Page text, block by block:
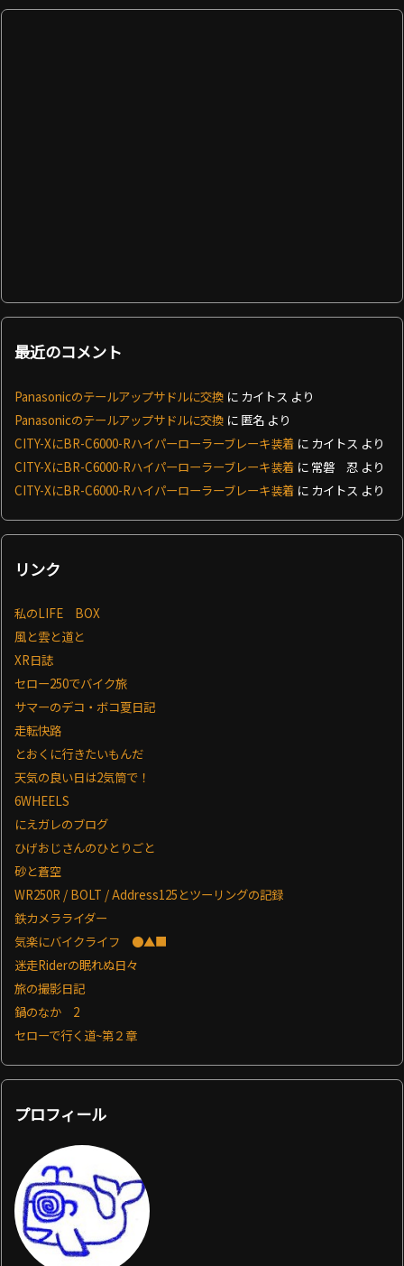
最近のコメント
Panasonicのテールアップサドルに交換 に カイトス より
Panasonicのテールアップサドルに交換 に 匿名 より
CITY-XにBR-C6000-Rハイパーローラーブレーキ装着 に カイトス より
CITY-XにBR-C6000-Rハイパーローラーブレーキ装着 に 常磐 忍 より
CITY-XにBR-C6000-Rハイパーローラーブレーキ装着 に カイトス より
リンク
私のLIFE BOX
風と雲と道と
XR日誌
セロー250でバイク旅
サマーのデコ・ボコ夏日記
走転快路
とおくに行きたいもんだ
天気の良い日は2気筒で！
6WHEELS
にえガレのブログ
ひげおじさんのひとりごと
砂と蒼空
WR250R / BOLT / Address125とツーリングの記録
鉄カメラライダー
気楽にバイクライフ ●▲■
迷走Riderの眠れぬ日々
旅の撮影日記
鍋のなか 2
セローで行く道~第２章
プロフィール